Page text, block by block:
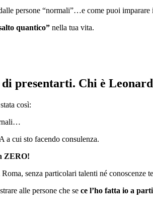
persone “normali”…e come puoi
quantico” nella tua vita.
presentarti. Chi è
così:
a cui sto facendo consulenza.
ZERO!
senza particolari talenti né conoscenze
alle persone che se ce l’ho fatta io a